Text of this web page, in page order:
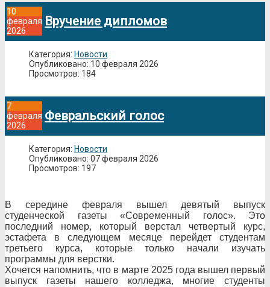
10
февраля
2026
Вручение дипломов
Категория: Новости
Опубликовано: 10 февраля 2026
Просмотров: 184
7
февраля
2026
Февральский голос
Категория: Новости
Опубликовано: 07 февраля 2026
Просмотров: 197
В середине февраля вышел девятый выпуск
студенческой газеты «Современный голос». Это
последний номер, который верстал четвертый курс,
эстафета в следующем месяце перейдет студентам
третьего курса, которые только начали изучать
программы для верстки.
Хочется напомнить, что в марте 2025 года вышел первый
выпуск газеты нашего колледжа, многие студенты